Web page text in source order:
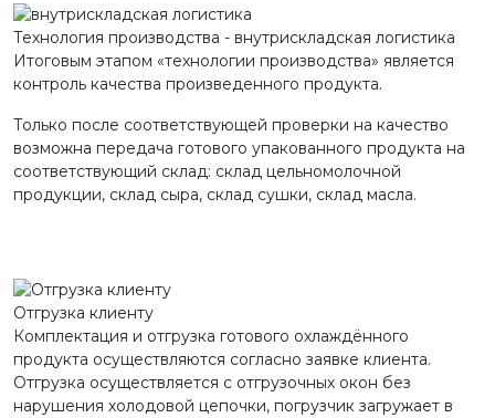
Технология производства - внутрискладская логистика
Итоговым этапом «технологии производства» является
контроль качества произведенного продукта.
Только после соответствующей проверки на качество
возможна передача готового упакованного продукта на
соответствующий склад: склад цельномолочной
продукции, склад сыра, склад сушки, склад масла.
Отгрузка клиенту
Комплектация и отгрузка готового охлаждённого
продукта осуществляются согласно заявке клиента.
Отгрузка осуществляется с отгрузочных окон без
нарушения холодовой цепочки, погрузчик загружает в